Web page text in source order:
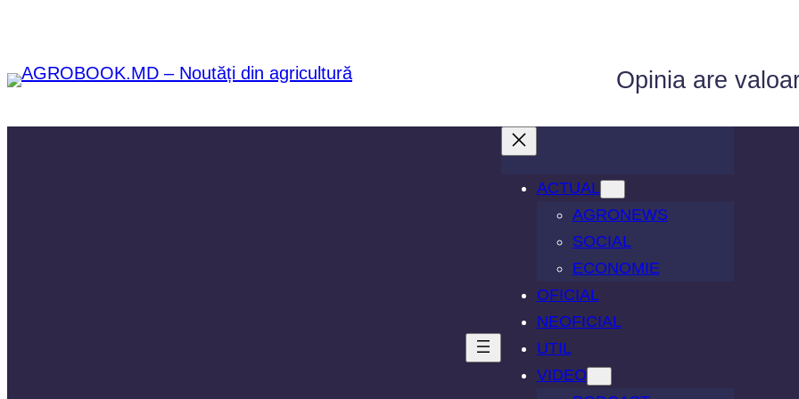
conținut
Opinia are
ACTUAL
AGRONEWS
SOCIAL
ECONOMIE
OFICIAL
NEOFICIAL
UTIL
VIDEO